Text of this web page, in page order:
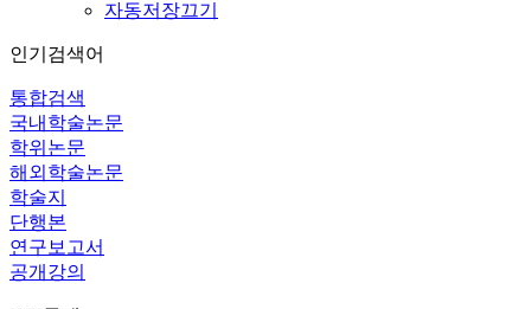
자동저장끄기
인기검색어
통합검색
국내학술논문
학위논문
해외학술논문
학술지
단행본
연구보고서
공개강의